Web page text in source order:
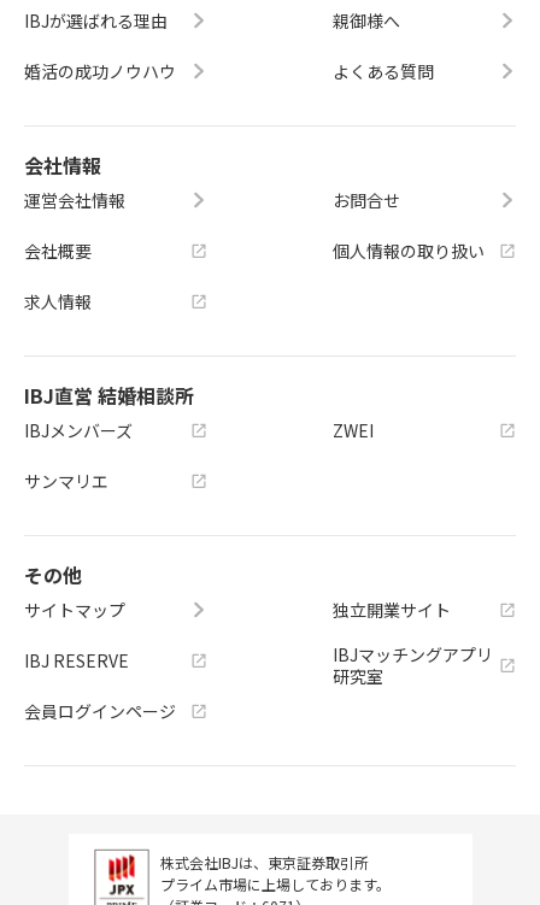
IBJが選ばれる理由
婚活の成功ノウハウ
親御様へ
よくある質問
会社情報
運営会社情報
会社概要
求人情報
お問合せ
個人情報の取り扱い
IBJ直営 結婚相談所
IBJメンバーズ
サンマリエ
ZWEI
その他
サイトマップ
IBJ RESERVE
会員ログインページ
独立開業サイト
IBJマッチングアプリ
研究室
株式会社IBJは、東京証券取引所
プライム市場に上場しております。